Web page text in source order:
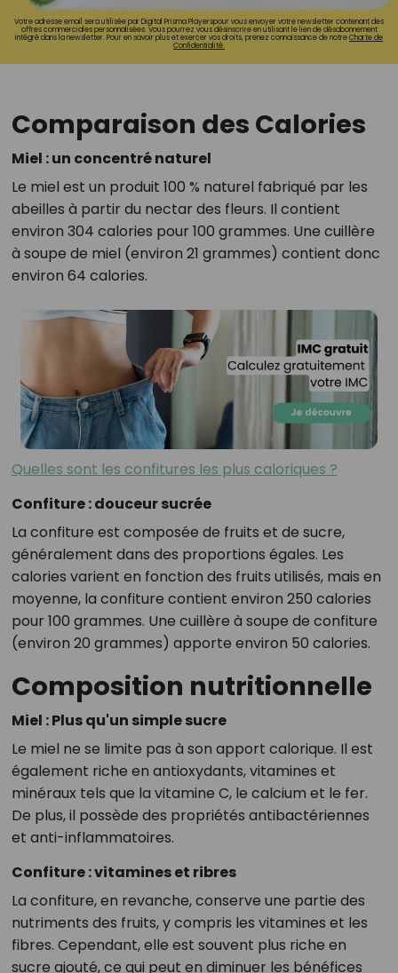
Votre adresse email sera utilisée par Digital Prisma Playerspour vous envoyer votre newsletter contenant des
offres commerciales personnalisées. Vous pourrez vous désinscrire en utilisant le lien de désabonnement
intégré dans la newsletter. Pour en savoir plus et exercer vos droits, prenez connaissance de notreCharte de
Confidentialité.
Comparaison des Calories
Miel : un concentré naturel
Le miel est un produit 100 % naturel fabriqué par les
abeilles à partir du nectar des fleurs. Il contient
environ 304 calories pour 100 grammes. Une cuillère
à soupe de miel (environ 21 grammes) contient donc
environ 64 calories.
Quelles sont les confitures les plus caloriques ?
Confiture : douceur sucrée
La confiture est composée de fruits et de sucre,
généralement dans des proportions égales. Les
calories varient en fonction des fruits utilisés, mais en
moyenne, la confiture contient environ 250 calories
pour 100 grammes. Une cuillère à soupe de confiture
(environ 20 grammes) apporte environ 50 calories.
Composition nutritionnelle
Miel : Plus qu'un simple sucre
Le miel ne se limite pas à son apport calorique. Il est
également riche en antioxydants, vitamines et
minéraux tels que la vitamine C, le calcium et le fer.
De plus, il possède des propriétés antibactériennes
et anti-inflammatoires.
Confiture : vitamines et ribres
La confiture, en revanche, conserve une partie des
nutriments des fruits, y compris les vitamines et les
fibres. Cependant, elle est souvent plus riche en
sucre ajouté, ce qui peut en diminuer les bénéfices